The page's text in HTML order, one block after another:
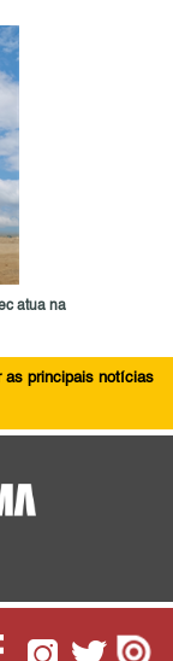
atua na
as principais notícias